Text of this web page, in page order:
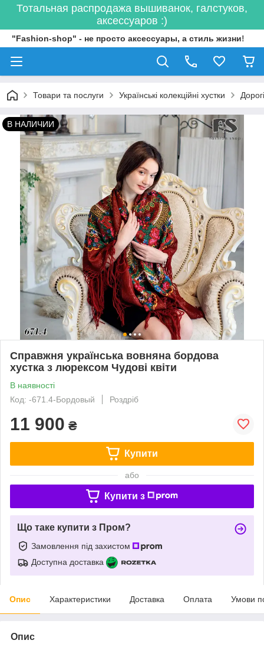
Тотальная распродажа вышиванок, галстуков,
аксессуаров :)
"Fashion-shop" - не просто аксессуары, а стиль жизни!
Товари та послуги Українські колекційні хустки
В НАЛИЧИИ
Справжня українська вовняна бордова
хустка з люрексом Чудові квіти
В наявності
Код: -671.4-Бордовый
Роздріб
11 900 ₴
Купити
або
Купити з
Що таке купити з Пром?
Замовлення під захистом
Доступна доставка
Опис Характеристики Доставка Оплата Умови
Опис